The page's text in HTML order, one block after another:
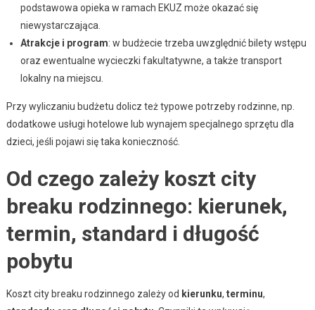
podstawowa opieka w ramach EKUZ może okazać się
niewystarczająca.
Atrakcje i program: w budżecie trzeba uwzględnić bilety wstępu
oraz ewentualne wycieczki fakultatywne, a także transport
lokalny na miejscu.
Przy wyliczaniu budżetu dolicz też typowe potrzeby rodzinne, np.
dodatkowe usługi hotelowe lub wynajem specjalnego sprzętu dla
dzieci, jeśli pojawi się taka konieczność.
Od czego zależy koszt city
breaku rodzinnego: kierunek,
termin, standard i długość
pobytu
Koszt city breaku rodzinnego zależy od kierunku, terminu,